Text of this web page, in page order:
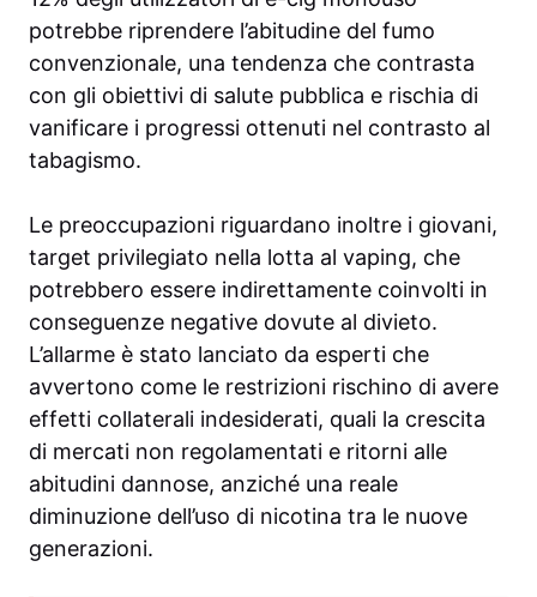
potrebbe riprendere l’abitudine del fumo
convenzionale, una tendenza che contrasta
con gli obiettivi di salute pubblica e rischia di
vanificare i progressi ottenuti nel contrasto al
tabagismo.
Le preoccupazioni riguardano inoltre i giovani,
target privilegiato nella lotta al vaping, che
potrebbero essere indirettamente coinvolti in
conseguenze negative dovute al divieto.
L’allarme è stato lanciato da esperti che
avvertono come le restrizioni rischino di avere
effetti collaterali indesiderati, quali la crescita
di mercati non regolamentati e ritorni alle
abitudini dannose, anziché una reale
diminuzione dell’uso di nicotina tra le nuove
generazioni.